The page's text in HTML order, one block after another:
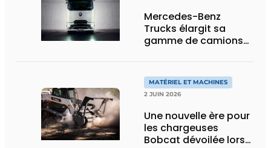
Mercedes-Benz
Trucks élargit sa
gamme de camions
eActros Lowliner
MATÉRIEL ET MACHINES
2 JUIN 2026
Une nouvelle ère pour
les chargeuses
Bobcat dévoilée lors